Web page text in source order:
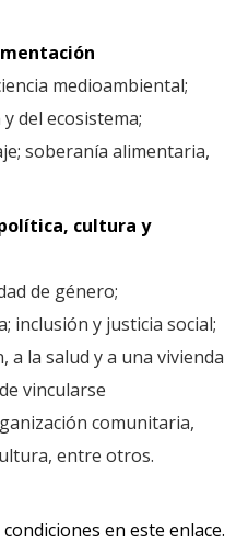
medioambiental;
del ecosistema;
soberanía alimentaria,
cultura y
de género;
inclusión y justicia social;
a la salud y a una vivienda
vincularse
comunitaria,
entre otros.
condiciones en este enlace.